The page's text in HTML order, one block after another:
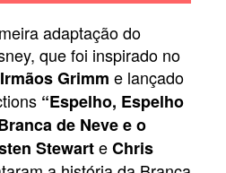
adaptação do
que foi inspirado no
Irmãos Grimm e lançado
“Espelho, Espelho
de Neve e o
StewarteChris